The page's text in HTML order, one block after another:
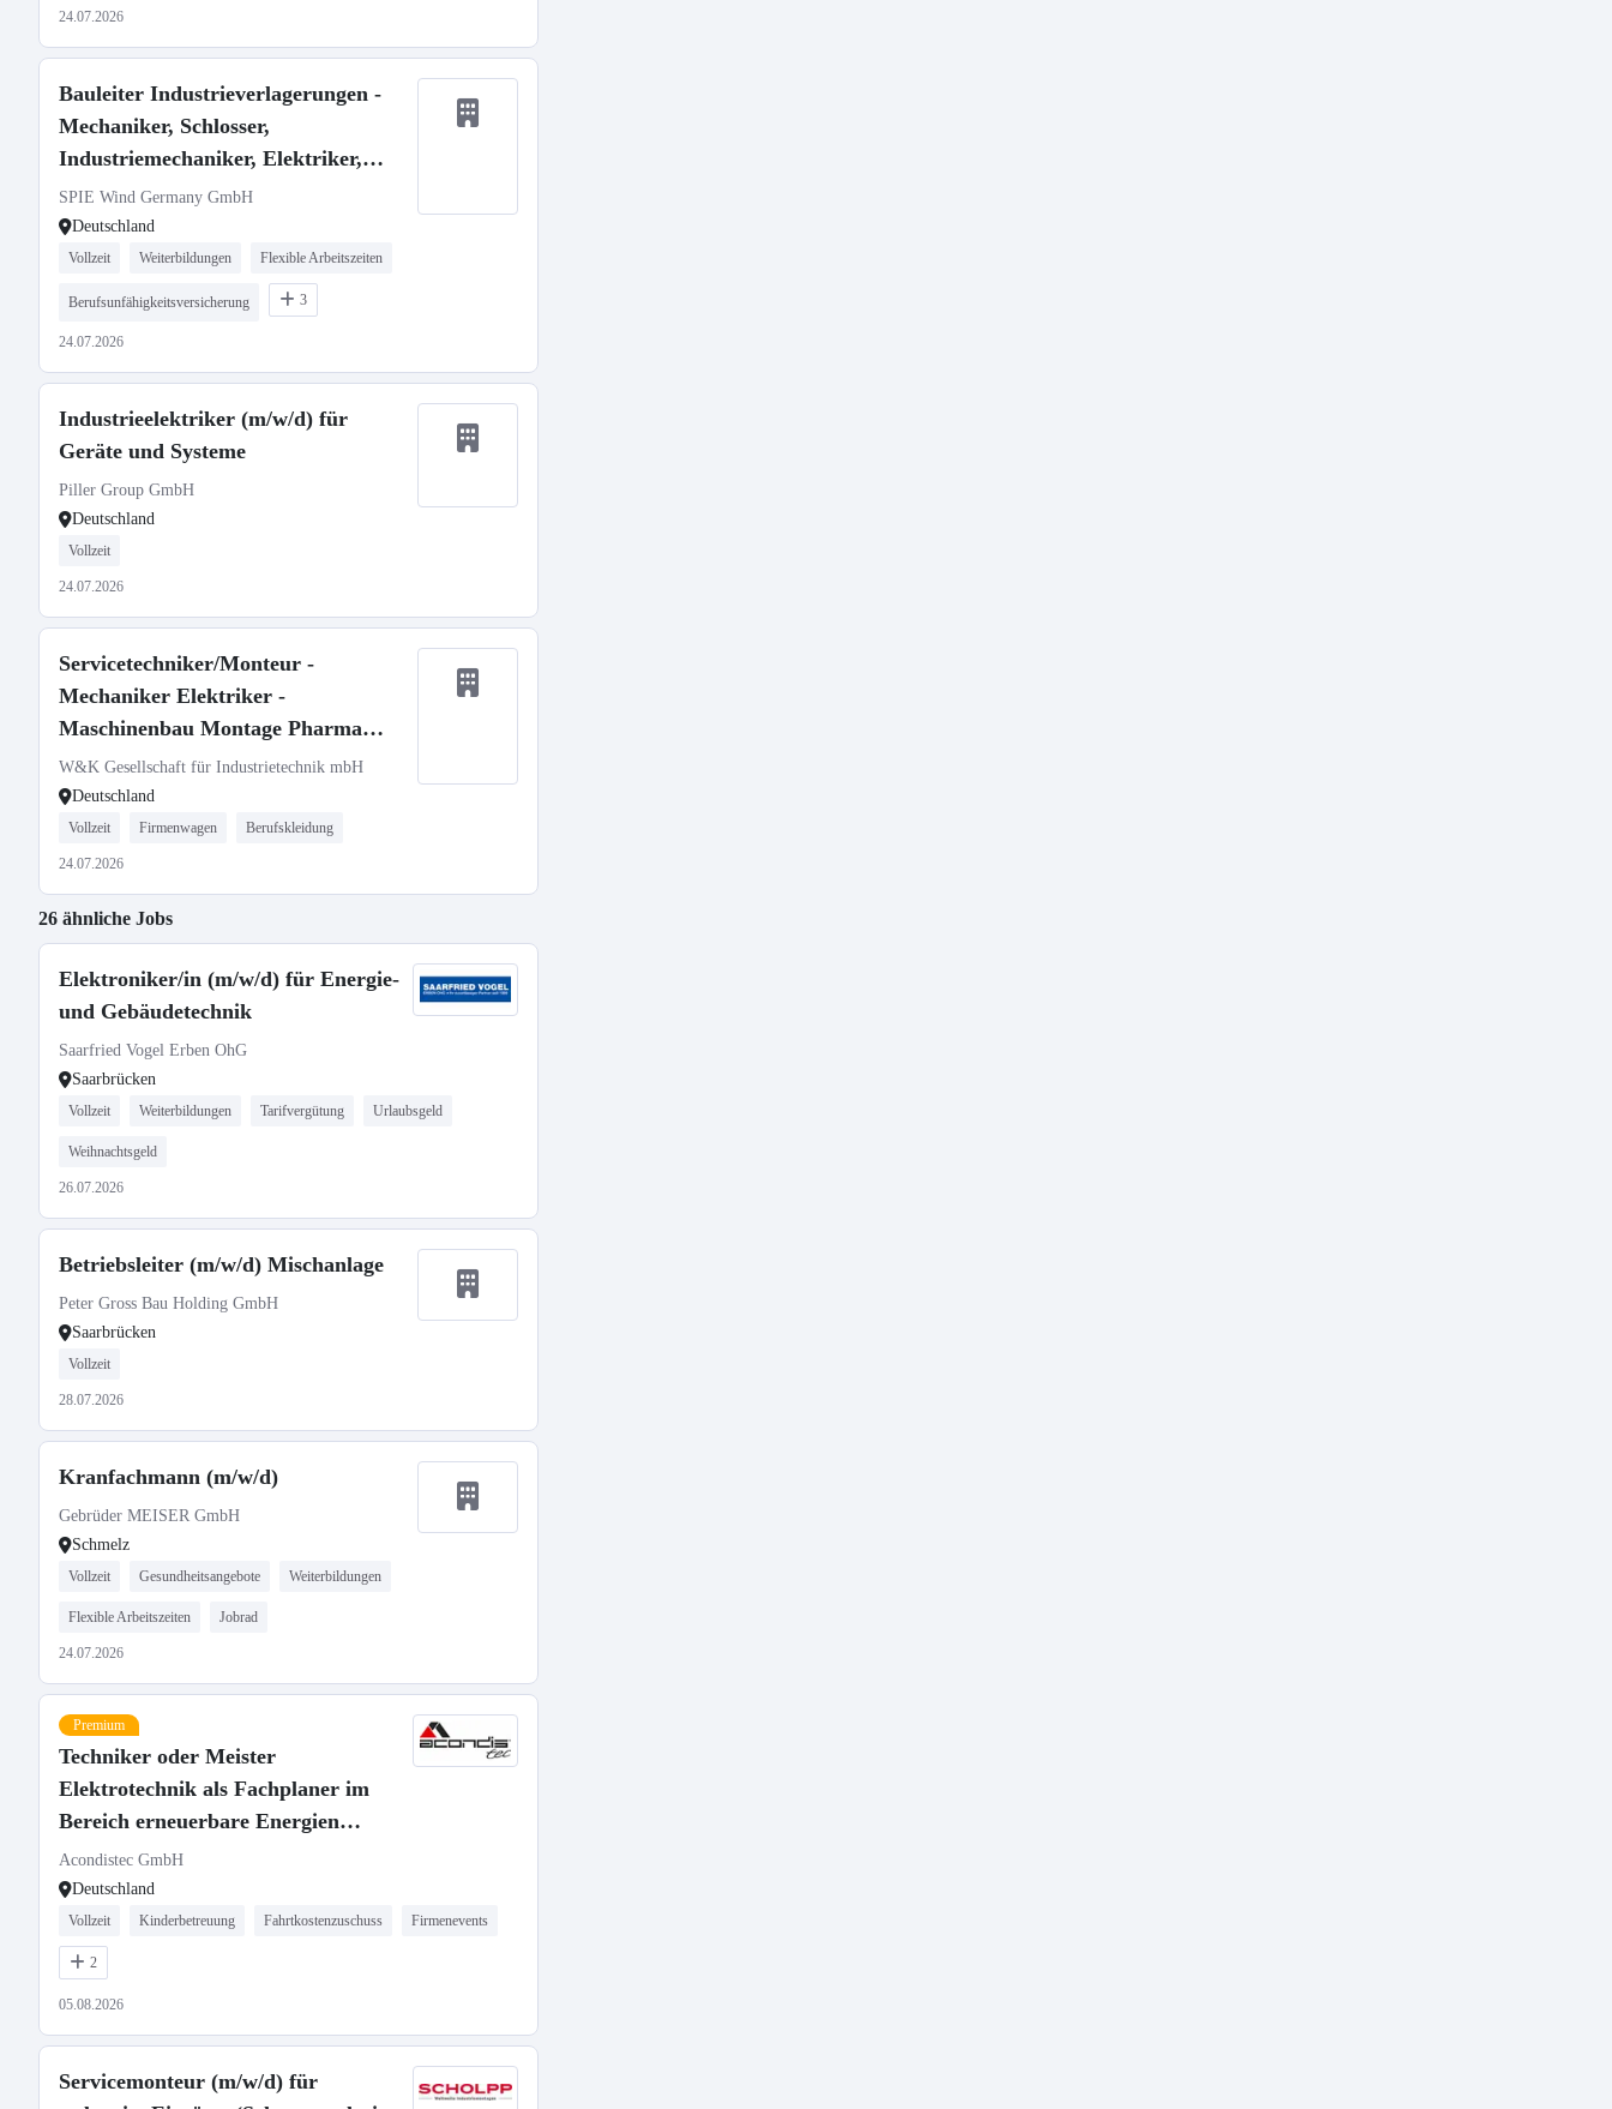
24.07.2026
Bauleiter Industrieverlagerungen -
Mechaniker, Schlosser,
Industriemechaniker, Elektriker,
Techniker m/w/d
SPIE Wind Germany GmbH
Deutschland
Vollzeit Weiterbildungen Flexible Arbeitszeiten
Berufsunfähigkeitsversicherung 3
24.07.2026
Industrieelektriker (m/w/d) für
Geräte und Systeme
Piller Group GmbH
Deutschland
Vollzeit
24.07.2026
Servicetechniker/Monteur -
Mechaniker Elektriker -
Maschinenbau Montage Pharma
Medizintechnik (m/w/d)
W&K Gesellschaft für Industrietechnik mbH
Deutschland
Vollzeit Firmenwagen Berufskleidung
24.07.2026
26 ähnliche Jobs
Elektroniker/in (m/w/d) für Energie-
und Gebäudetechnik
Saarfried Vogel Erben OhG
Saarbrücken
Vollzeit Weiterbildungen Tarifvergütung Urlaubsgeld
Weihnachtsgeld
26.07.2026
Betriebsleiter (m/w/d) Mischanlage
Peter Gross Bau Holding GmbH
Saarbrücken
Vollzeit
28.07.2026
Kranfachmann (m/w/d)
Gebrüder MEISER GmbH
Schmelz
Vollzeit Gesundheitsangebote Weiterbildungen
Flexible Arbeitszeiten Jobrad
24.07.2026
Premium
Techniker oder Meister
Elektrotechnik als Fachplaner im
Bereich erneuerbare Energien
(m/w/d)
Acondistec GmbH
Deutschland
Vollzeit Kinderbetreuung Fahrtkostenzuschuss Firmenevents
2
05.08.2026
Servicemonteur (m/w/d) für